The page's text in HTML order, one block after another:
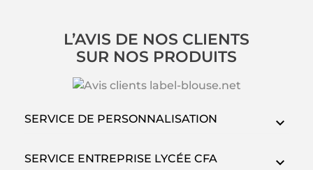
L’AVIS DE NOS CLIENTS
SUR NOS PRODUITS
SERVICE DE PERSONNALISATION
SERVICE ENTREPRISE LYCÉE CFA